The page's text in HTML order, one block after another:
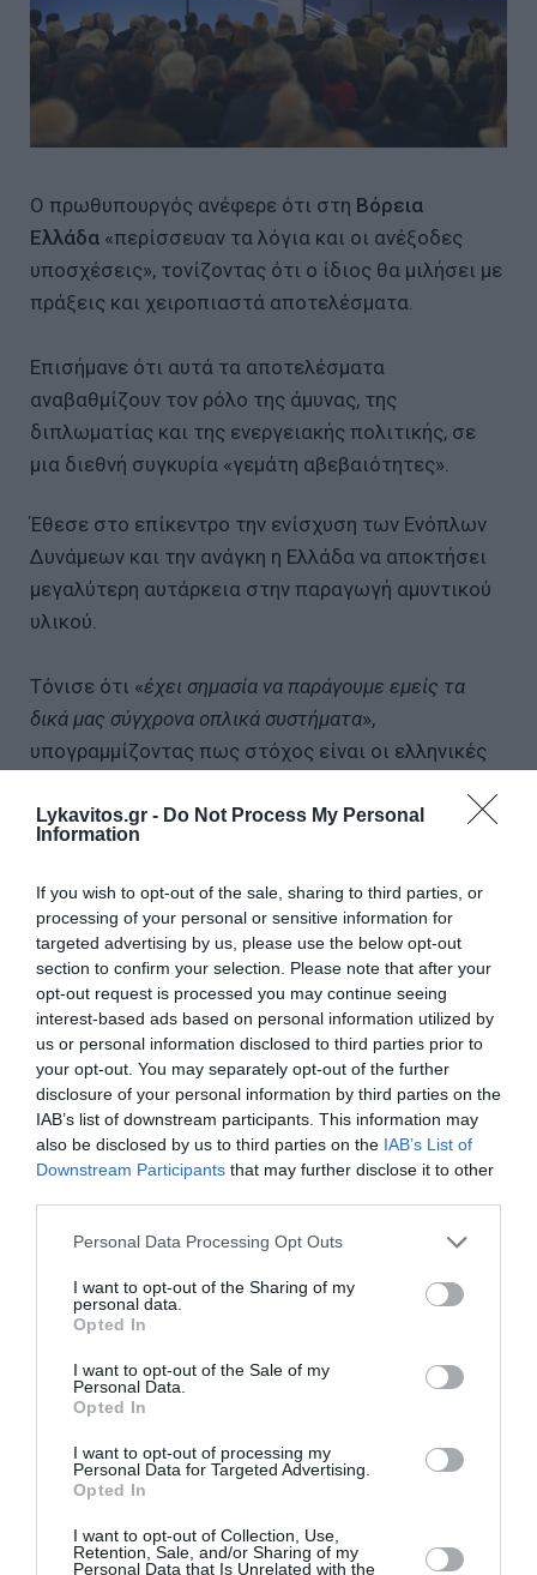
Lykavitos.gr - Do Not Process My Personal
Information
If you wish to opt-out of the sale, sharing to third parties, or
processing of your personal or sensitive information for
targeted advertising by us, please use the below opt-out
section to confirm your selection. Please note that after your
opt-out request is processed you may continue seeing
interest-based ads based on personal information utilized by
us or personal information disclosed to third parties prior to
your opt-out. You may separately opt-out of the further
disclosure of your personal information by third parties on the
IAB’s list of downstream participants. This information may
also be disclosed by us to third parties on the IAB’s List of
Downstream Participants that may further disclose it to other
Please note that this website/app uses one or more Google
not limited to your visit or usage behaviour. You may click to
grant or deny consent to Google and its third-party tags to
use your data for below specified purposes in below Google
consent section.
Personal Data Processing Opt Outs
I want to opt-out of the Sharing of my
personal data.
Opted In
I want to opt-out of the Sale of my
Personal Data.
Opted In
I want to opt-out of processing my
Personal Data for Targeted Advertising.
Opted In
I want to opt-out of Collection, Use,
Retention, Sale, and/or Sharing of my
Personal Data that Is Unrelated with the
Ο πρωθυπουργός ανέφερε ότι στη Βόρεια
Ελλάδα «περίσσευαν τα λόγια και οι ανέξοδες
υποσχέσεις», τονίζοντας ότι ο ίδιος θα μιλήσει με
πράξεις και χειροπιαστά αποτελέσματα.
Επισήμανε ότι αυτά τα αποτελέσματα
αναβαθμίζουν τον ρόλο της άμυνας, της
διπλωματίας και της ενεργειακής πολιτικής, σε
μια διεθνή συγκυρία «γεμάτη αβεβαιότητες».
Έθεσε στο επίκεντρο την ενίσχυση των Ενόπλων
Δυνάμεων και την ανάγκη η Ελλάδα να αποκτήσει
μεγαλύτερη αυτάρκεια στην παραγωγή αμυντικού
υλικού.
Τόνισε ότι «έχει σημασία να παράγουμε εμείς τα
δικά μας σύγχρονα οπλικά συστήματα»,
υπογραμμίζοντας πως στόχος είναι οι ελληνικές
της παραγωγής που αφορά τις μεγάλες αμυντικές
αγορές.
Σημείωσε ότι η σημερινή ημέρα, 9 Μαΐου,
Ημέρα
της Ευρώπης, δεν είναι τυχαία για τη διεξαγωγή
του 6ου Προσυνεδρίου, υπογραμμίζοντας πως η
παράταξη που ίδρυσε οΚωνσταντίνος
Καραμανλής βρίσκεται «στην πρώτη γραμμή των
εξελίξεων στην ήπειρό μας».
Αναφέρθηκε στις προμήθειες Rafale, Belharra, στην
ελληνογαλλική αμυντική συνεργασία, αλλά και στο
της ισχύ με τρόπο που να στηρίζει και την εγχώρια
βιομηχανία.
χαρακτήρισε «αμήχανη». Κατηγόρησε το
ΠΑΣΟΚ
πήρε τη σκυτάλη από τον ΣΥΡΙΖΑ
κόμμα του « όχι σε όλα» και του «ναι στο τίποτα»,
ενώ παράλληλα αναγνώρισε ότι «δεν έγιναν όλα
«πρέπει να ξεριζωθούν» και την ακρίβεια που